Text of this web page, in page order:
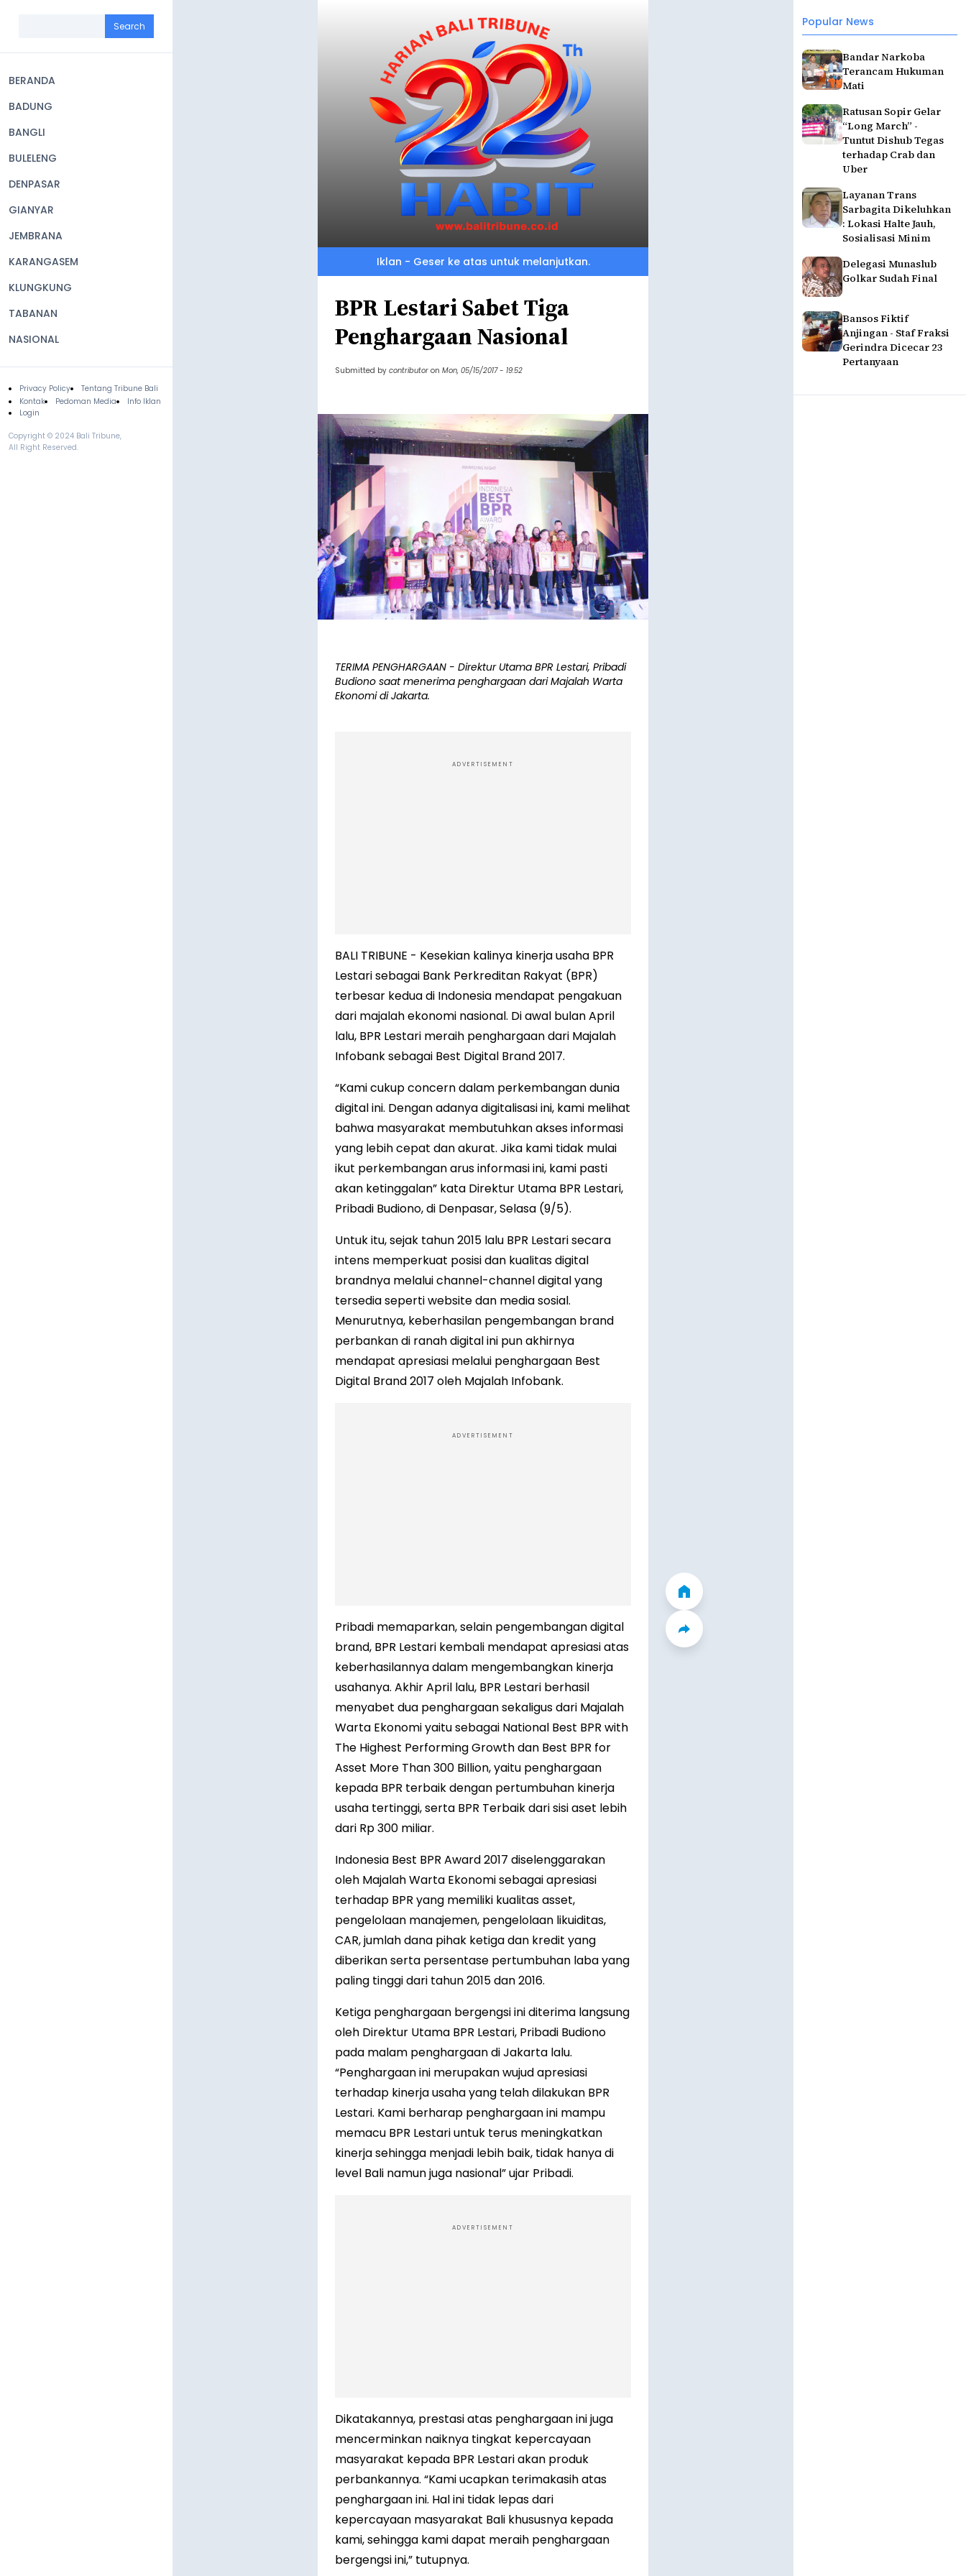
navigation
BERANDA
BADUNG
BANGLI
BULELENG
DENPASAR
GIANYAR
JEMBRANA
KARANGASEM
KLUNGKUNG
TABANAN
NASIONAL
Footer
Privacy Policy
Tentang Tribune Bali
Kontak
Pedoman Media
Info Iklan
Login
Copyright © 2024 Bali Tribune,
All Right Reserved.
Popular News
Bandar Narkoba
Terancam Hukuman
Mati
Ratusan Sopir Gelar
“Long March” -
Tuntut Dishub Tegas
terhadap Crab dan
Uber
Layanan Trans
Sarbagita Dikeluhkan
: Lokasi Halte Jauh,
Sosialisasi Minim
Delegasi Munaslub
Golkar Sudah Final
Bansos Fiktif
Anjingan - Staf Fraksi
Gerindra Dicecar 23
Pertanyaan
Iklan - Geser ke atas untuk melanjutkan.
BPR Lestari Sabet Tiga
Penghargaan Nasional
Submitted by contributor on Mon, 05/15/2017 - 19:52
TERIMA PENGHARGAAN - Direktur Utama BPR Lestari, Pribadi
Budiono saat menerima penghargaan dari Majalah Warta
Ekonomi di Jakarta.
ADVERTISEMENT
BALI TRIBUNE - Kesekian kalinya kinerja usaha BPR
Lestari sebagai Bank Perkreditan Rakyat (BPR)
terbesar kedua di Indonesia mendapat pengakuan
dari majalah ekonomi nasional. Di awal bulan April
lalu, BPR Lestari meraih penghargaan dari Majalah
Infobank sebagai Best Digital Brand 2017.
“Kami cukup concern dalam perkembangan dunia
digital ini. Dengan adanya digitalisasi ini, kami melihat
bahwa masyarakat membutuhkan akses informasi
yang lebih cepat dan akurat. Jika kami tidak mulai
ikut perkembangan arus informasi ini, kami pasti
akan ketinggalan” kata Direktur Utama BPR Lestari,
Pribadi Budiono, di Denpasar, Selasa (9/5).
Untuk itu, sejak tahun 2015 lalu BPR Lestari secara
intens memperkuat posisi dan kualitas digital
brandnya melalui channel-channel digital yang
tersedia seperti website dan media sosial.
Menurutnya, keberhasilan pengembangan brand
perbankan di ranah digital ini pun akhirnya
mendapat apresiasi melalui penghargaan Best
Digital Brand 2017 oleh Majalah Infobank.
ADVERTISEMENT
Pribadi memaparkan, selain pengembangan digital
brand, BPR Lestari kembali mendapat apresiasi atas
keberhasilannya dalam mengembangkan kinerja
usahanya. Akhir April lalu, BPR Lestari berhasil
menyabet dua penghargaan sekaligus dari Majalah
Warta Ekonomi yaitu sebagai National Best BPR with
The Highest Performing Growth dan Best BPR for
Asset More Than 300 Billion, yaitu penghargaan
kepada BPR terbaik dengan pertumbuhan kinerja
usaha tertinggi, serta BPR Terbaik dari sisi aset lebih
dari Rp 300 miliar.
Indonesia Best BPR Award 2017 diselenggarakan
oleh Majalah Warta Ekonomi sebagai apresiasi
terhadap BPR yang memiliki kualitas asset,
pengelolaan manajemen, pengelolaan likuiditas,
CAR, jumlah dana pihak ketiga dan kredit yang
diberikan serta persentase pertumbuhan laba yang
paling tinggi dari tahun 2015 dan 2016.
Ketiga penghargaan bergengsi ini diterima langsung
oleh Direktur Utama BPR Lestari, Pribadi Budiono
pada malam penghargaan di Jakarta lalu.
“Penghargaan ini merupakan wujud apresiasi
terhadap kinerja usaha yang telah dilakukan BPR
Lestari. Kami berharap penghargaan ini mampu
memacu BPR Lestari untuk terus meningkatkan
kinerja sehingga menjadi lebih baik, tidak hanya di
level Bali namun juga nasional” ujar Pribadi.
ADVERTISEMENT
Dikatakannya, prestasi atas penghargaan ini juga
mencerminkan naiknya tingkat kepercayaan
masyarakat kepada BPR Lestari akan produk
perbankannya. “Kami ucapkan terimakasih atas
penghargaan ini. Hal ini tidak lepas dari
kepercayaan masyarakat Bali khususnya kepada
kami, sehingga kami dapat meraih penghargaan
bergengsi ini,” tutupnya.